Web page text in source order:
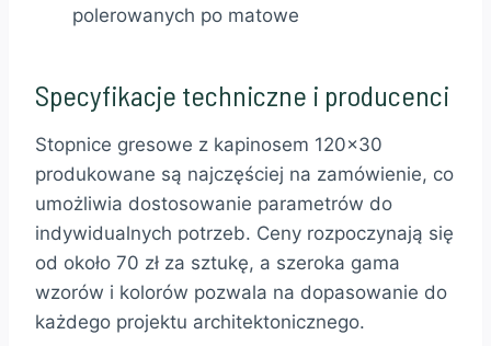
polerowanych po matowe
Specyfikacje techniczne i producenci
Stopnice gresowe z kapinosem 120×30
produkowane są najczęściej na zamówienie, co
umożliwia dostosowanie parametrów do
indywidualnych potrzeb. Ceny rozpoczynają się
od około 70 zł za sztukę, a szeroka gama
wzorów i kolorów pozwala na dopasowanie do
każdego projektu architektonicznego.